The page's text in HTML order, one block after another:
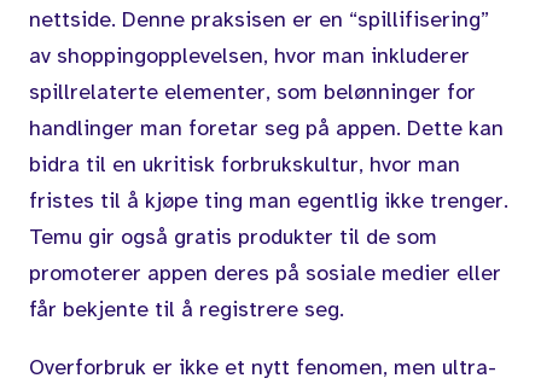
nettside. Denne praksisen er en “spillifisering”
av shoppingopplevelsen, hvor man inkluderer
spillrelaterte elementer, som belønninger for
handlinger man foretar seg på appen. Dette kan
bidra til en ukritisk forbrukskultur, hvor man
fristes til å kjøpe ting man egentlig ikke trenger.
Temu gir også gratis produkter til de som
promoterer appen deres på sosiale medier eller
får bekjente til å registrere seg.
Overforbruk er ikke et nytt fenomen, men ultra-